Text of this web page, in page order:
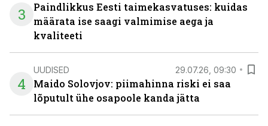
3
Paindlikkus Eesti taimekasvatuses: kuidas
määrata ise saagi valmimise aega ja
kvaliteeti
4
UUDISED 29.07.26, 09:30
Maido Solovjov: piimahinna riski ei saa
lõputult ühe osapoole kanda jätta